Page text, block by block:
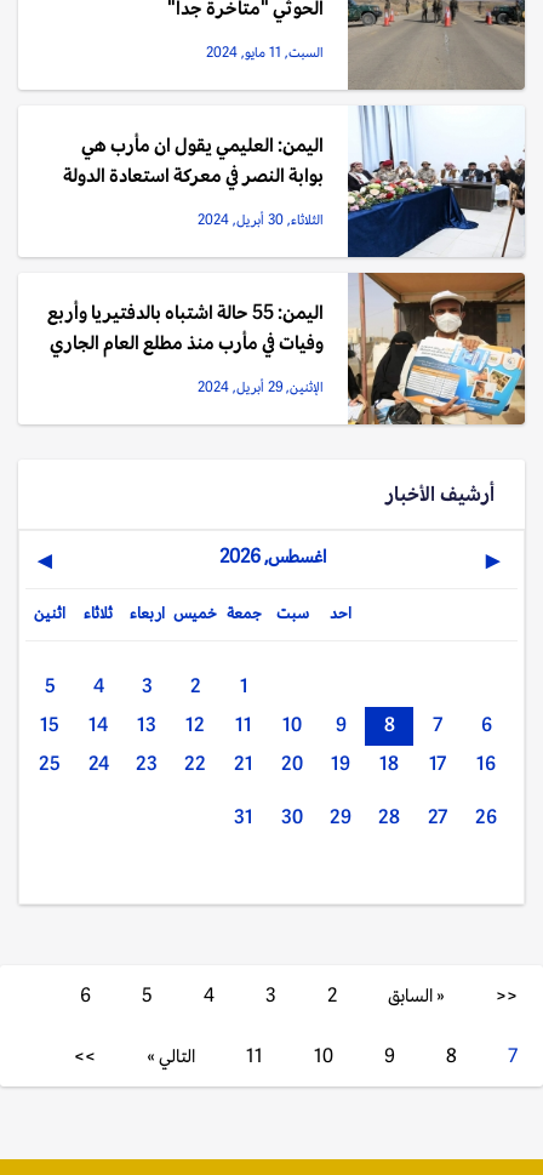
الحوثي "متأخرة جداً"
السبت, 11 مايو, 2024
اليمن: العليمي يقول ان مأرب هي
بوابة النصر في معركة استعادة الدولة
الثلاثاء, 30 أبريل, 2024
اليمن: 55 حالة اشتباه بالدفتيريا وأربع
وفيات في مأرب منذ مطلع العام الجاري
الإثنين, 29 أبريل, 2024
أرشيف الأخبار
◀ اغسطس, 2026 ▶
اثنين ثلاثاء اربعاء خميس جمعة سبت احد
1
2
3
4
5
6
7
8
9
10
11
12
13
14
15
16
17
18
19
20
21
22
23
24
25
26
27
28
29
30
31
<< « السابق 2
3
4
5
6
7
8
9
10
11 التالي » >>